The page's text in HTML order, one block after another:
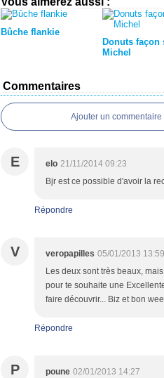
Bûche flankie
Donuts façon
Michel
Commentaires
Ajouter un commentaire
E elo 21/11/2014 09:23
Bjr est ce possible d'avoir la
Répondre
V veropapilles 05/01/2013 13:59
Les deux sont très beaux,
pour te souhaite une
faire découvrir... Biz et bon
Répondre
P poune 02/01/2013 14:27